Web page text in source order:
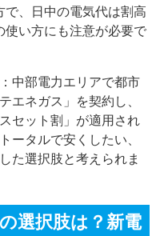
で、日中の電気代は割高
使い方にも注意が必要で
中部電力エリアで都市
エネガス」を契約し、
セット割」が適用され
ータルで安くしたい、
た選択肢と考えられま
選択肢は？新電